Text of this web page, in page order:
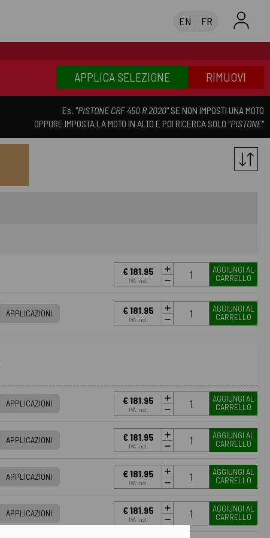
EN FR
APPLICA SELEZIONE RIMUOVI
Es. "PISTONE CRF 450 R 2020" SE NON IMPOSTI UNA MOTO
OPPURE IMPOSTA LA MOTO IN ALTO E POI RICERCA SOLO "PISTONE"
€ 181.95
IVA incl.
AGGIUNGI AL
CARRELLO
APPLICAZIONI € 181.95
IVA incl.
AGGIUNGI AL
CARRELLO
APPLICAZIONI € 181.95
IVA incl.
AGGIUNGI AL
CARRELLO
APPLICAZIONI € 181.95
IVA incl.
AGGIUNGI AL
CARRELLO
APPLICAZIONI € 181.95
IVA incl.
AGGIUNGI AL
CARRELLO
APPLICAZIONI € 181.95
IVA incl.
AGGIUNGI AL
CARRELLO